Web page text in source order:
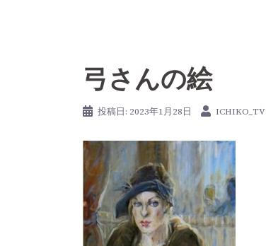
弓さんの絵
投稿日: 2023年1月28日 ICHIKO_TV